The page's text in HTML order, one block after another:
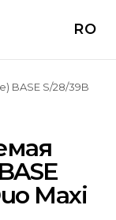
RO
BASE S/28/39B
Maxi